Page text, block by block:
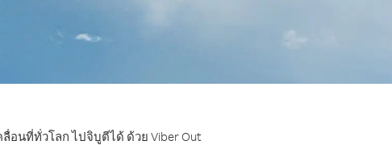
นที่ทั่วโลก ไปจิบูตีได้ ด้วย Viber Out